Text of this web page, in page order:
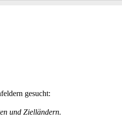
gesucht:
und Zielländern.